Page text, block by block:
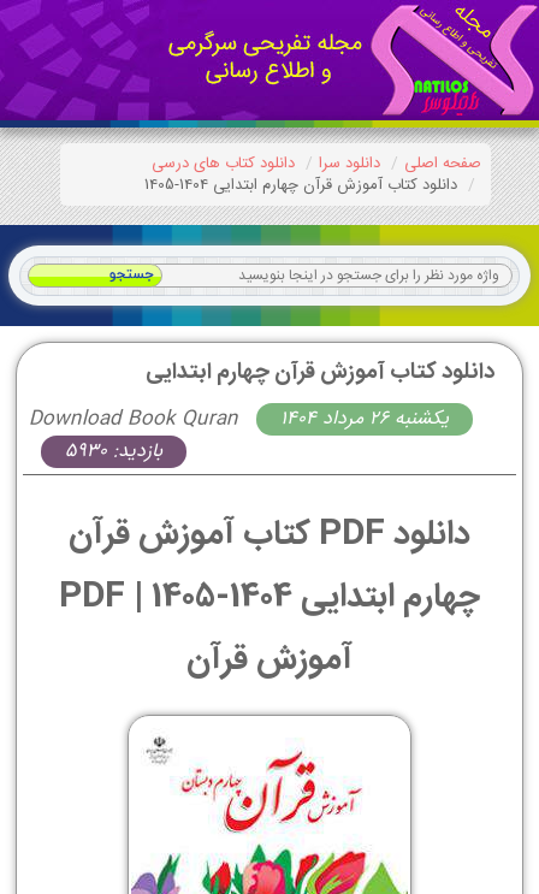
صفحه اصلی دانلود سرا
دانلود کتاب های درسی
دانلود کتاب آموزش قرآن چهارم ابتدایی 1404-1405
دانلود کتاب آموزش قرآن چهارم ابتدایی
Download Book Quran
يكشنبه 26 مرداد 1404
بازدید: 5930
دانلود PDF کتاب آموزش قرآن
چهارم ابتدایی 1404-1405 | PDF
آموزش قرآن